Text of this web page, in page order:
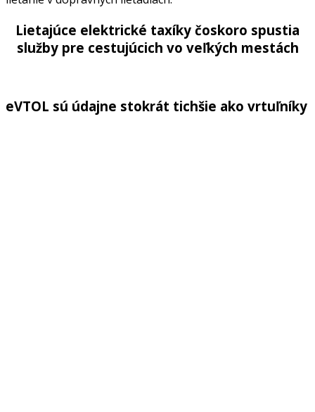
Lietajúce elektrické taxíky čoskoro spustia
služby pre cestujúcich vo veľkých mestách
eVTOL sú údajne stokrát tichšie ako vrtuľníky